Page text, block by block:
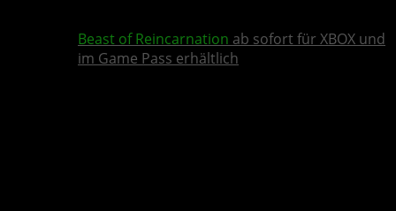
Beast of Reincarnation ab sofort für XBOX und
im Game Pass erhältlich